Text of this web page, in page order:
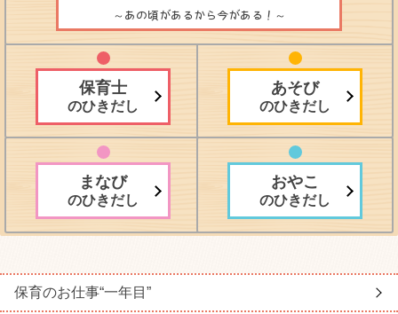
～あの頃があるから今がある！～
保育士
のひきだし
あそび
のひきだし
まなび
のひきだし
おやこ
のひきだし
保育のお仕事“一年目”